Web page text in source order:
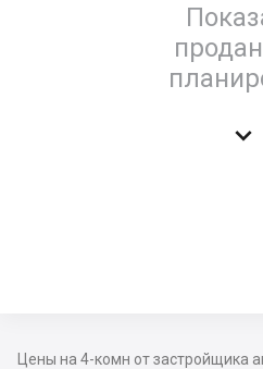

Цены на 4-комн от застройщика